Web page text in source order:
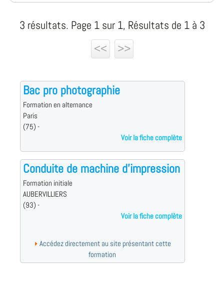
3 résultats. Page 1 sur 1, Résultats de 1 à 3
<<
>>
Bac pro photographie
Formation en alternance
Paris
(75) -
Voir la fiche complète
Conduite de machine d'impression
Formation initiale
AUBERVILLIERS
(93) -
Voir la fiche complète
Accédez directement au site présentant cette
formation